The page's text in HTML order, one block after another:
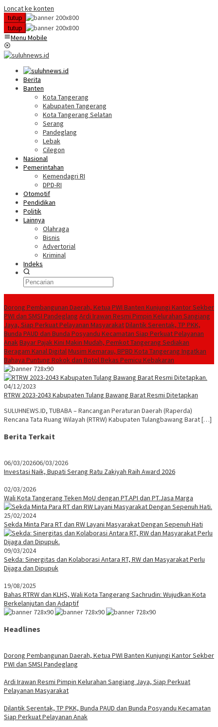
Loncat ke konten
tutup
tutup
Menu Mobile
Berita
Banten
Kota Tangerang
Kabupaten Tangerang
Kota Tangerang Selatan
Serang
Pandeglang
Lebak
Cilegon
Nasional
Pemerintahan
Kemendagri RI
DPD-RI
Otomotif
Pendidikan
Politik
Lainnya
Olahraga
Bisnis
Advertorial
Kriminal
Indeks
Dorong Pembangunan Daerah, Ketua PWI Banten Kunjungi Kantor Sekber
PWI dan SMSI Pandeglang Ardi Irawan Resmi Pimpin Kelurahan Sangiang
Jaya, Siap Perkuat Pelayanan MasyarakatDilantik Serentak, TP PKK,
Bunda PAUD dan Bunda Posyandu Kecamatan Siap Perkuat Pelayanan
AnakBayar Pajak Kini Makin Mudah, Pemkot Tangerang Sediakan
Beragam Kanal DigitalMusim Kemarau, BPBD Kota Tangerang Ingatkan
Bahaya Puntung Rokok dan Botol Bekas Pemicu Kebakaran
04/12/2023
RTRW 2023-2043 Kabupaten Tulang Bawang Barat Resmi Ditetapkan
SULUHNEWS.ID, TUBABA – Rancangan Peraturan Daerah (Raperda)
Rencana Tata Ruang Wilayah (RTRW) Kabupaten Tulangbawang Barat […]
Berita Terkait
06/03/202606/03/2026
Investasi Naik, Bupati Serang Ratu Zakiyah Raih Award 2026
02/03/2026
Wali Kota Tangerang Teken MoU dengan PT.API dan PT.Jasa Marga
25/02/2024
Sekda Minta Para RT dan RW Layani Masyarakat Dengan Sepenuh Hati
09/03/2024
Sekda: Sinergitas dan Kolaborasi Antara RT, RW dan Masyarakat Perlu
Dijaga dan Dipupuk
19/08/2025
Bahas RTRW dan KLHS, Wali Kota Tangerang Sachrudin: Wujudkan Kota
Berkelanjutan dan Adaptif
Headlines
Dorong Pembangunan Daerah, Ketua PWI Banten Kunjungi Kantor Sekber
PWI dan SMSI Pandeglang
Ardi Irawan Resmi Pimpin Kelurahan Sangiang Jaya, Siap Perkuat
Pelayanan Masyarakat
Dilantik Serentak, TP PKK, Bunda PAUD dan Bunda Posyandu Kecamatan
Siap Perkuat Pelayanan Anak